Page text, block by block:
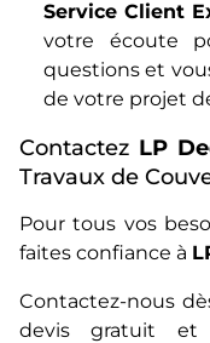
Service Client
votre écoute
questions et
de votre projet
Contactez LP
Travaux de
Pour tous vos
faites confiance à
Contactez-nous
devis gratuit et